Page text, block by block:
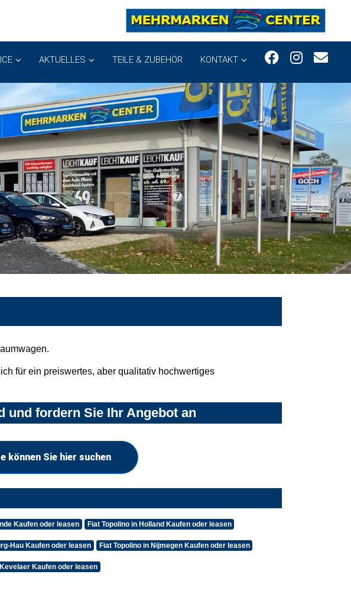
AKTUELLES TEILE & ZUBEHÖR KONTAKT
für ein preiswertes, aber qualitativ hochwertiges
und fordern Sie Ihr Angebot an
können Sie hier suchen
Kaufen oder leasen Fiat Topolino in Holland Kaufen oder leasen
Hau Kaufen oder leasen Fiat Topolino in Nijmegen Kaufen oder leasen
Kaufen oder leasen